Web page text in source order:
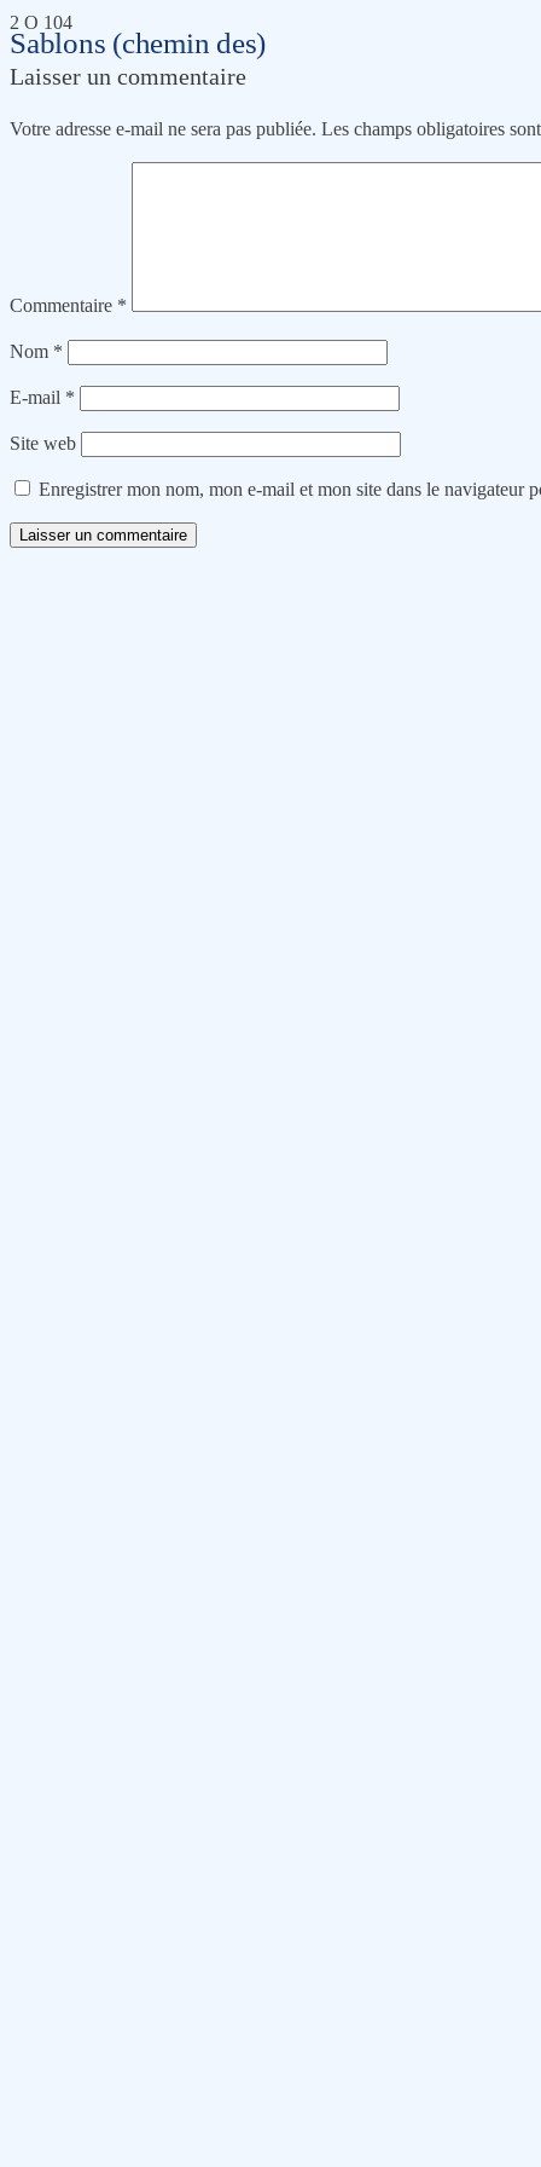
Sablons (chemin des)
2 O 104
Laisser un commentaire
Votre adresse e-mail ne sera pas publiée. Les champs obligatoires
Commentaire *
Nom *
E-mail *
Site web
Enregistrer mon nom, mon e-mail et mon site dans le navigateur